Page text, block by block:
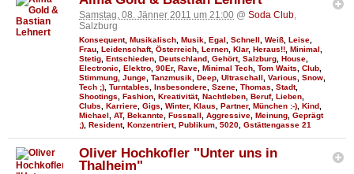
Samstag, 08. Jänner 2011 um 21:00 @ Soda Club
Salzburg
Konsequent, Musikalisch Musik Egal Schnell Weiß Leise
Frau Leidenschaft, Österreich Lernen Klar, Heraus!! Minimal
Stetig Entschieden Deutschland Gehört, Salzburg House
Electronic
Elektro 90Er, Rave Minimal Tech Tom Waits Club
Stimmung Junge Tanzmusik Deep Ultraschall Various Snow
Tech ;) Turntables Insbesondere Szene Thomas Stadt,
Shootings
Fashion Kreativität, Nachtleben Beruf, Lieben
Clubs
Karriere Gigs Winter, Klaus Partner, München :-) Kind
Michael
AT, Bekannte Fυѕѕвall Aggressive Meinung Geprägt
;) Resident, Konzentriert, Publikum 5020 Gstättengasse 21
Oliver Hochkofler "Unter uns in
Thalheim"